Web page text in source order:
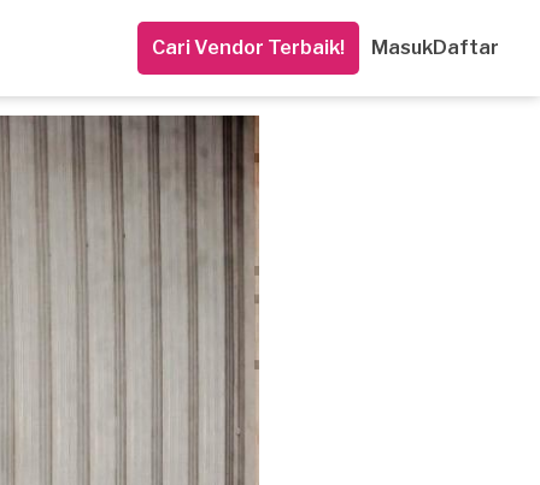
Cari Vendor Terbaik! MasukDaftar